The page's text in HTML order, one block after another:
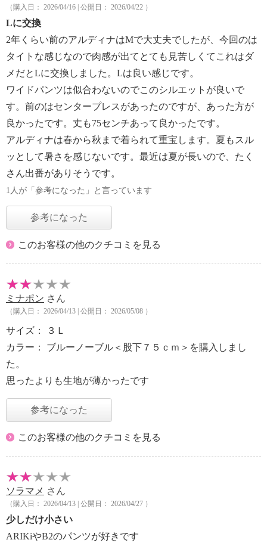
（購入日： 2026/04/16 | 公開日： 2026/04/22 ）
Lに交換
2年くらい前のアルディナはMで大丈夫でしたが、今回のは
タイトな感じなので肉感が出てとても見苦しくてこれはダ
メだとLに交換しました。Lは良い感じです。
ワイドパンツは似合わないのでこのシルエットが良いで
す。前のはセンタープレスがあったのですが、あった方が
良かったです。丈も75センチあって良かったです。
アルディナは春から秋まで着られて重宝します。夏もスル
ッとして暑さを感じないです。最近は夏が長いので、たく
さん出番がありそうです。
1人が「参考になった」と言っています
参考になった
このお客様の他のクチコミを見る
ミナポン さん
（購入日： 2026/04/13 | 公開日： 2026/05/08 ）
サイズ： ３Ｌ
カラー： ブルーノーブル＜股下７５ｃｍ＞を購入しまし
た。
思ったよりも生地が薄かったです
参考になった
このお客様の他のクチコミを見る
ソラマメ さん
（購入日： 2026/04/13 | 公開日： 2026/04/27 ）
少しだけ小さい
ARIKiやB2のパンツが好きです